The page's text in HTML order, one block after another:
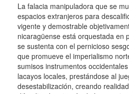
La falacia manipuladora que se
espacios extranjeros para
vigente y demostrable
nicaragüense está orquestada en
se sustenta con el pernicioso
que promueve el imperialismo
sumisos instrumentos
lacayos locales, prestándose al
desestabilización, creando